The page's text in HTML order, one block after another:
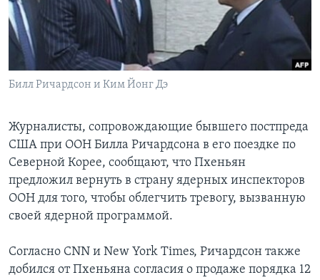
Learning English
СОЦИАЛЬНЫЕ СЕТИ
Языки
Билл Ричардсон и Ким Йонг Дэ
Журналисты, сопровождающие бывшего постпреда
США при ООН Билла Ричардсона в его поездке по
Северной Корее, сообщают, что Пхеньян
предложил вернуть в страну ядерных инспекторов
ООН для того, чтобы облегчить тревогу, вызванную
своей ядерной программой.
Согласно CNN и New York Times, Ричардсон также
добился от Пхеньяна согласия о продаже порядка 12